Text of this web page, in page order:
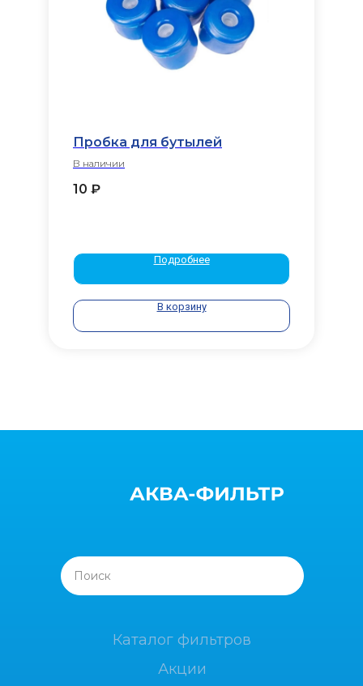
Пробка для бутылей
В наличии
10 ₽
Подробнее
В корзину
Поиск
Каталог фильтров
Акции